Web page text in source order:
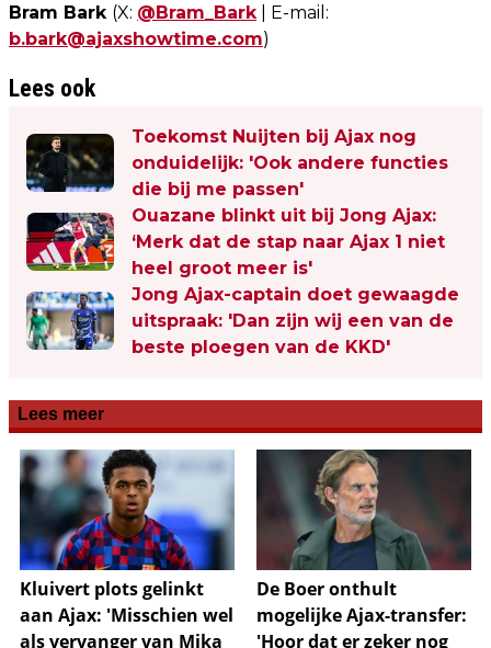
Bram Bark (X: @Bram_Bark | E-mail:
b.bark@ajaxshowtime.com)
Lees ook
Toekomst Nuijten bij Ajax nog
onduidelijk: 'Ook andere functies
die bij me passen'
Ouazane blinkt uit bij Jong Ajax:
‘Merk dat de stap naar Ajax 1 niet
heel groot meer is'
Jong Ajax-captain doet gewaagde
uitspraak: 'Dan zijn wij een van de
beste ploegen van de KKD'